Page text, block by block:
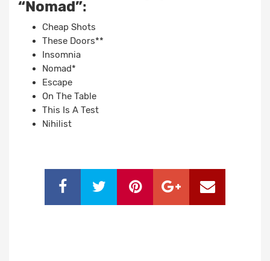
“Nomad”:
Cheap Shots
These Doors**
Insomnia
Nomad*
Escape
On The Table
This Is A Test
Nihilist